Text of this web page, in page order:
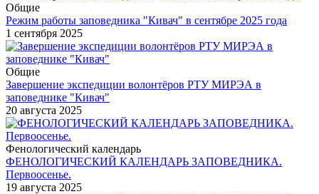
Общие
Режим работы заповедника "Кивач" в сентябре 2025 года
1 сентября 2025
Общие
Завершение экспедиции волонтёров РТУ МИРЭА в
заповеднике "Кивач"
20 августа 2025
Фенологический календарь
ФЕНОЛОГИЧЕСКИЙ КАЛЕНДАРЬ ЗАПОВЕДНИКА.
Первоосенье.
19 августа 2025